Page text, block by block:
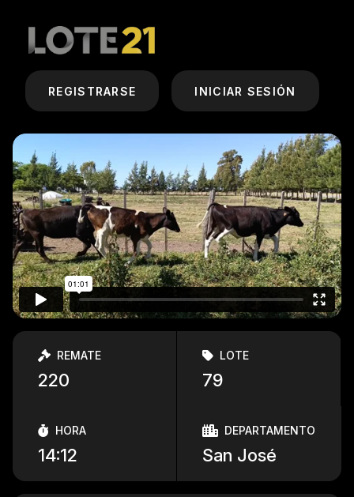
REGISTRARSE INICIAR SESIÓN
REMATE
220
LOTE
79
HORA
14:12
DEPARTAMENTO
San José